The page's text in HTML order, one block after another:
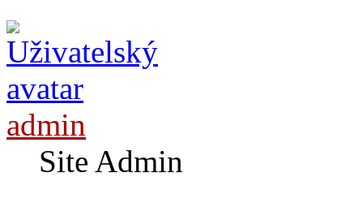
admin
Site Admin